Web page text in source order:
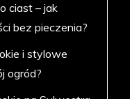
ciast – jak
bez pieczenia?
i stylowe
ogród?